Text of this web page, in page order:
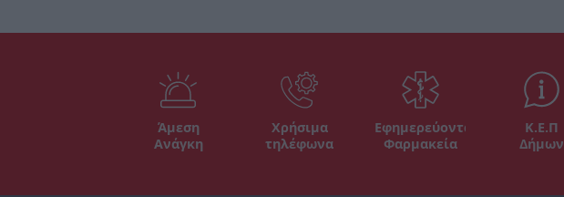
Άμεση
Ανάγκη
Χρήσιμα
τηλέφωνα
Εφημερεύοντα
Φαρμακεία
Κ.Ε.Π
Δήμων